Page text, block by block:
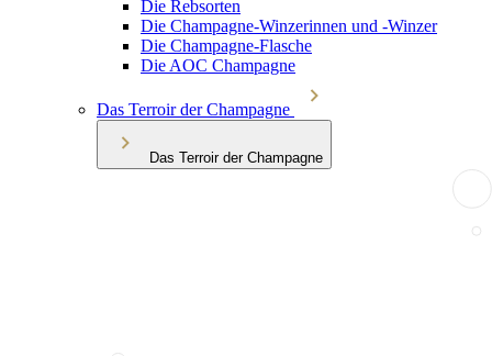
Die Rebsorten
Die Champagne-Winzerinnen und -Winzer
Die Champagne-Flasche
Die AOC Champagne
Das Terroir der Champagne
Das Terroir der Champagne